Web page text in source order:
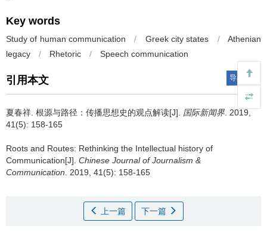
Key words
Study of human communication / Greek city states /
Athenian
legacy
/ Rhetoric / Speech communication
引用本文 导出引用
夏春祥. 根源与路径：传播思想史的观点解读[J]. 国际新闻界 . 2019,
41(5): 158-165
Roots and Routes: Rethinking the Intellectual history of
Communication[J]. Chinese Journal of Journalism &
Communication . 2019, 41(5): 158-165
上一篇 下一篇